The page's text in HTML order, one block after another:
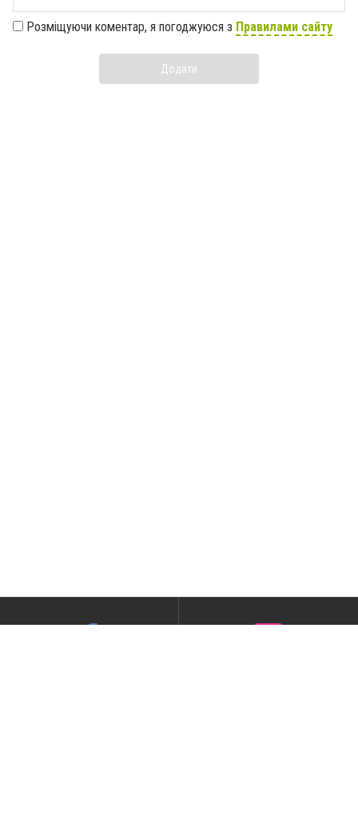
Розміщуючи коментар, я погоджуюся з Правилами сайту
Додати